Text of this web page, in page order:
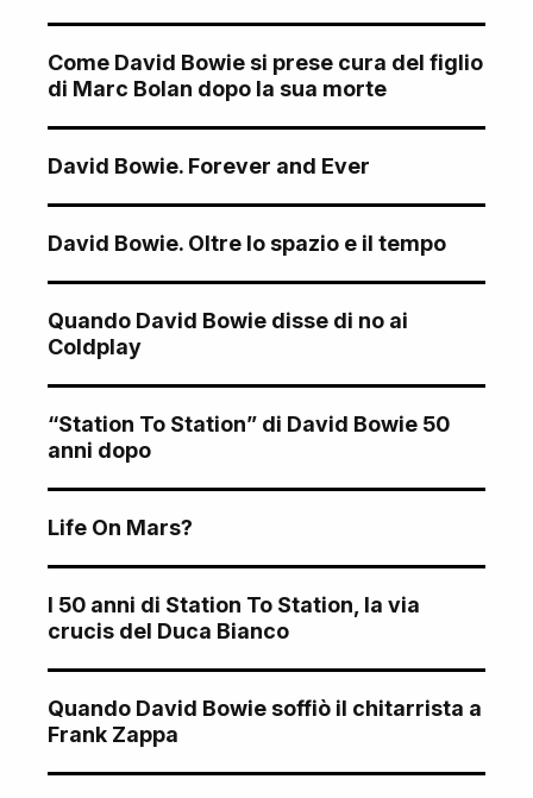
Come David Bowie si prese cura del figlio
di Marc Bolan dopo la sua morte
David Bowie. Forever and Ever
David Bowie. Oltre lo spazio e il tempo
Quando David Bowie disse di no ai
Coldplay
“Station To Station” di David Bowie 50
anni dopo
Life On Mars?
I 50 anni di Station To Station, la via
crucis del Duca Bianco
Quando David Bowie soffiò il chitarrista a
Frank Zappa